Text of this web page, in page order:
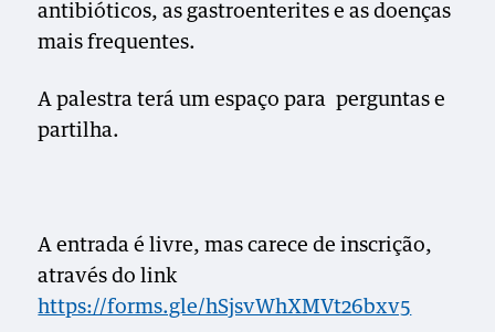
antibióticos, as gastroenterites e as doenças
mais frequentes.
A palestra terá um espaço para perguntas e
partilha.
A entrada é livre, mas carece de inscrição,
através do link
https://forms.gle/hSjsvWhXMVt26bxv5